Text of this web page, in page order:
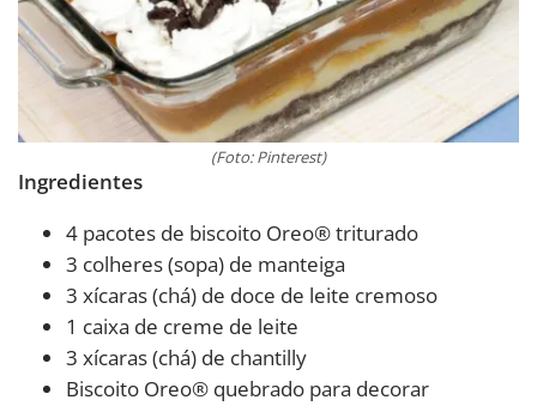
(Foto: Pinterest)
Ingredientes
4 pacotes de biscoito Oreo® triturado
3 colheres (sopa) de manteiga
3 xícaras (chá) de doce de leite cremoso
1 caixa de creme de leite
3 xícaras (chá) de chantilly
Biscoito Oreo® quebrado para decorar